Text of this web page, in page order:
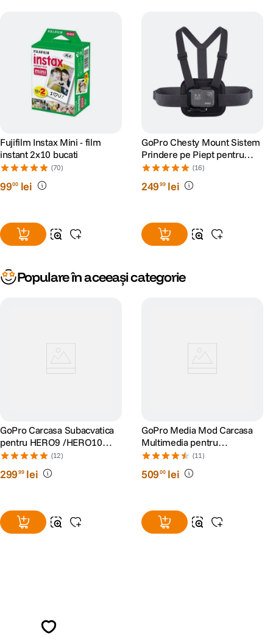
Fujifilm Instax Mini - film
instant 2x10 bucati
(70)
9900 lei
GoPro Chesty Mount Sistem
Prindere pe Piept pentru
Camerele Video GoPro
(16)
24999 lei
Populare în aceeași categorie
GoPro Carcasa Subacvatica
pentru HERO9 /HERO10
/HERO11 Black/HERO12/
HERO13
(12)
29999 lei
GoPro Media Mod Carcasa
Multimedia pentru
HERO9/10/11/12/13 Black
(11)
50900 lei